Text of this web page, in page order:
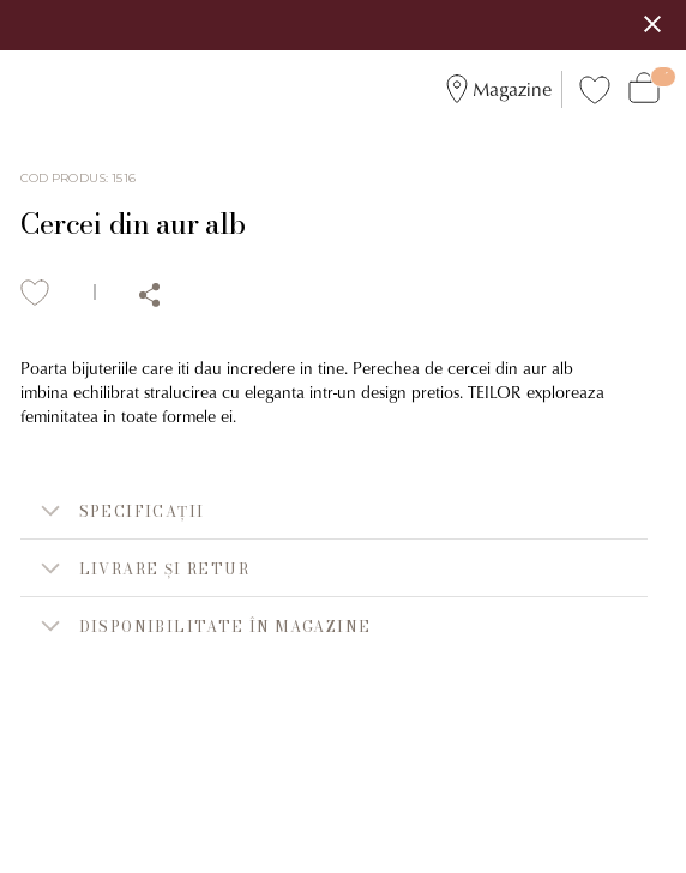
Magazine
COD PRODUS:1516
Cercei din aur alb
Poarta bijuteriile care iti dau incredere in tine. Perechea de cercei din aur alb
imbina echilibrat stralucirea cu eleganta intr-un design pretios. TEILOR exploreaza
feminitatea in toate formele ei.
SPECIFICAȚII
LIVRARE ȘI RETUR
DISPONIBILITATE ÎN MAGAZINE